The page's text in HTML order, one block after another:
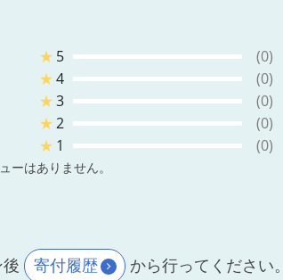
★ 5
(0)
★4
(0)
★3
(0)
★2
(0)
★ 1 (0)
ーはありません。
寄付履歴 から行ってください。